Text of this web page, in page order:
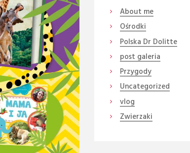
About me
Ośrodki
Polska Dr Dolitte
post galeria
Przygody
Uncategorized
vlog
Zwierzaki